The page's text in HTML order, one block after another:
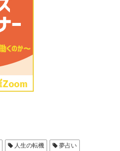
人生の転機
夢占い